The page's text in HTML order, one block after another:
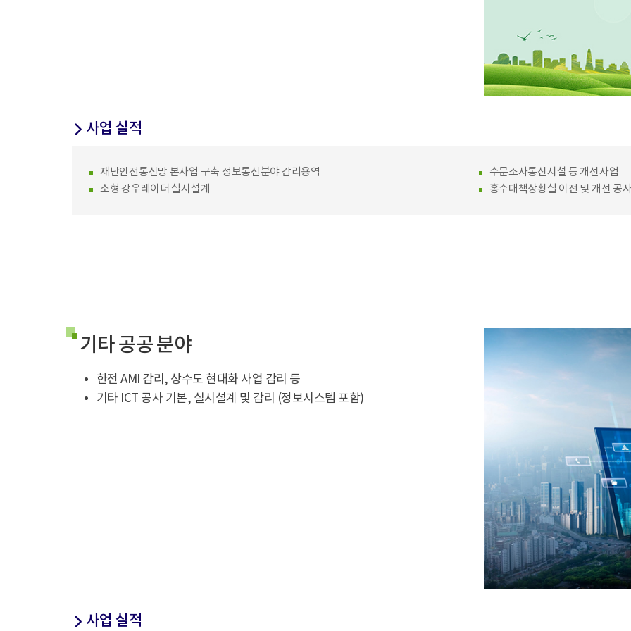
사업 실적
재난안전통신망 본사업 구축 정보통신분야 감리용역
소형 강우레이더 실시설계
수문조사통신시설 등 개선사업
홍수대책상황실 이전 및 개선 공
기타 공공 분야
한전 AMI 감리, 상수도 현대화 사업 감리 등
기타 ICT 공사 기본, 실시설계 및 감리 (정보시스템 포함)
사업 실적